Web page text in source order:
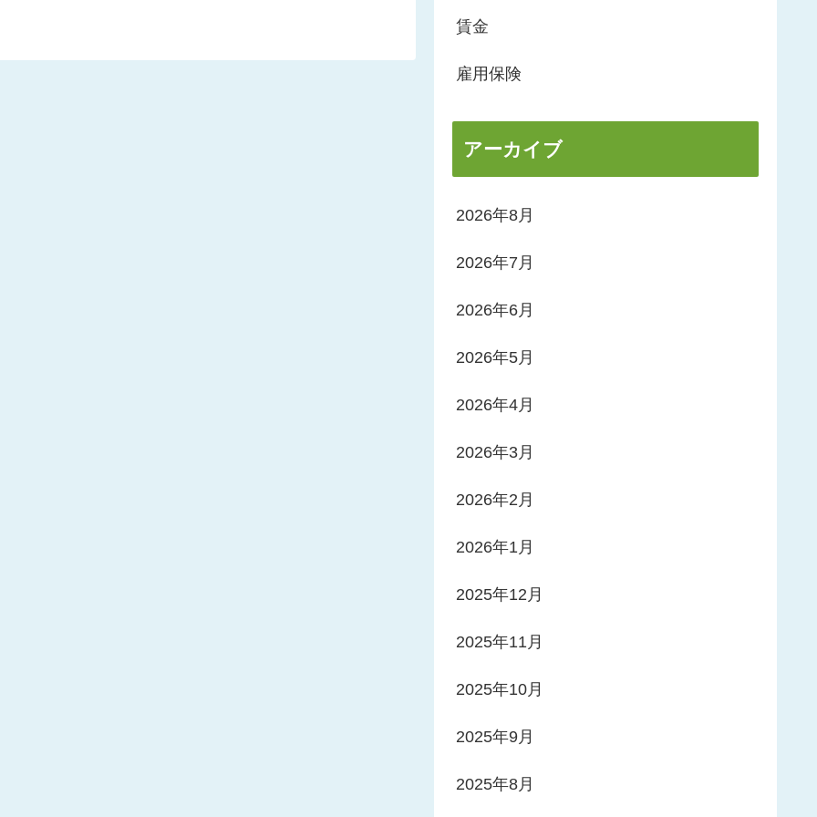
賃金
雇用保険
アーカイブ
2026年8月
2026年7月
2026年6月
2026年5月
2026年4月
2026年3月
2026年2月
2026年1月
2025年12月
2025年11月
2025年10月
2025年9月
2025年8月